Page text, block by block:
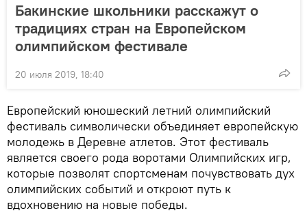
Бакинские школьники расскажут о
традициях стран на Европейском
олимпийском фестивале
20 июля 2019, 18:40
Европейский юношеский летний олимпийский
фестиваль символически объединяет европейскую
молодежь в Деревне атлетов. Этот фестиваль
является своего рода воротами Олимпийских игр,
которые позволят спортсменам почувствовать дух
олимпийских событий и откроют путь к
вдохновению на новые победы.